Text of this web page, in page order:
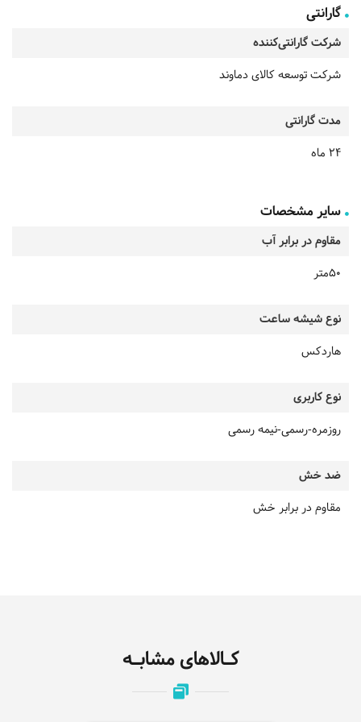
گارانتی
شرکت گارانتی‌کننده
شرکت توسعه کالای دماوند
مدت گارانتی
24 ماه
سایر مشخصات
مقاوم در برابر آب
50متر
نوع شیشه ساعت
هاردکس
نوع کاربری
روزمره-رسمی-نیمه رسمی
ضد خش
مقاوم در برابر خش
کـالاهای مشابـه